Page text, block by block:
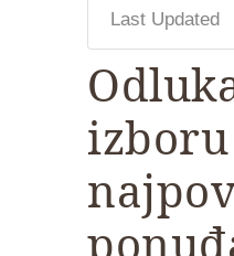
Last Updated
izboru